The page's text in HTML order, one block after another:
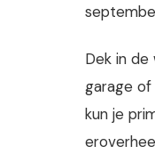
Dek in
garage of
kun je